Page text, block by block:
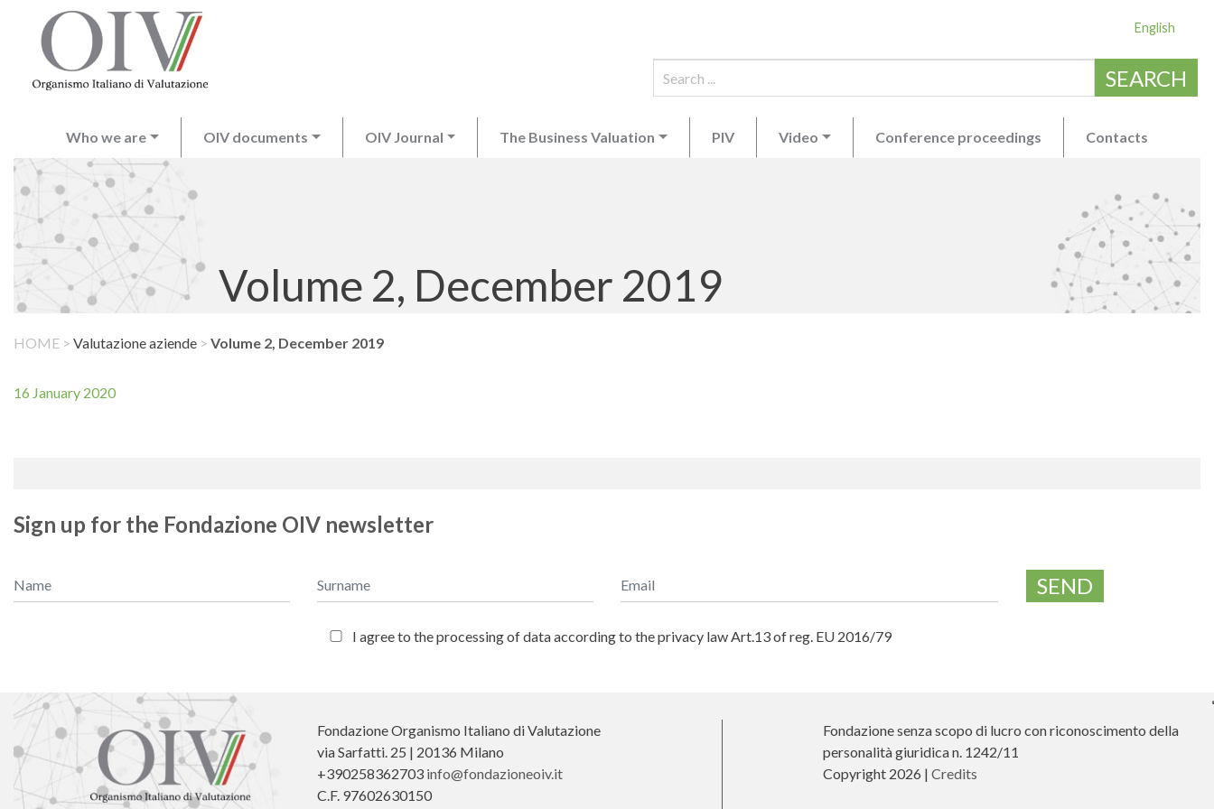
English
SEARCH
Who we are OIV documents OIV Journal The Business Valuation PIV Video Conference proceedings Contacts
Volume 2, December 2019
HOME > Valutazione aziende > Volume 2, December 2019
16 January 2020
Sign up for the Fondazione OIV newsletter
SEND
I agree to the processing of data according to the privacy law Art.13 of reg. EU 2016/79
Fondazione Organismo Italiano di Valutazione
via Sarfatti. 25 | 20136 Milano
+390258362703 info@fondazioneoiv.it
C.F. 97602630150
Fondazione senza scopo di lucro con riconoscimento della
personalità giuridica n. 1242/11
Copyright 2026 | Credits